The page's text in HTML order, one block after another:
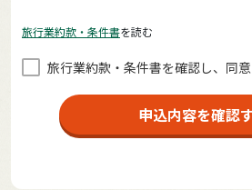
旅⾏業約款・条件書を読む
旅⾏業約款・条件書を確認し、同意
申込内容を確認